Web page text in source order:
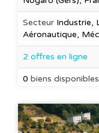
Secteur Industrie,
Aéronautique,
2 offres en ligne
0 biens